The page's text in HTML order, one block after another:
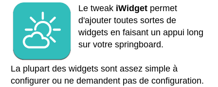
Le tweak iWidget permet
d'ajouter toutes sortes de
widgets en faisant un appui long
sur votre springboard.
La plupart des widgets sont assez simple à
configurer ou ne demandent pas de configuration.